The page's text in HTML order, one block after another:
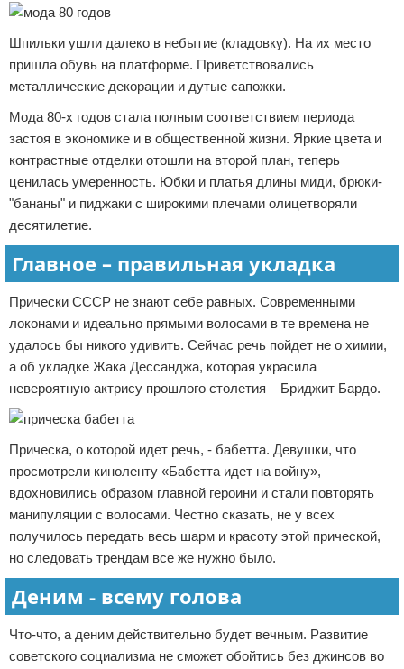
Шпильки ушли далеко в небытие (кладовку). На их место
пришла обувь на платформе. Приветствовались
металлические декорации и дутые сапожки.
Мода 80-х годов стала полным соответствием периода
застоя в экономике и в общественной жизни. Яркие цвета и
контрастные отделки отошли на второй план, теперь
ценилась умеренность. Юбки и платья длины миди, брюки-
"бананы" и пиджаки с широкими плечами олицетворяли
десятилетие.
Главное – правильная укладка
Прически СССР не знают себе равных. Современными
локонами и идеально прямыми волосами в те времена не
удалось бы никого удивить. Сейчас речь пойдет не о химии,
а об укладке Жака Дессанджа, которая украсила
невероятную актрису прошлого столетия – Бриджит Бардо.
Прическа, о которой идет речь, - бабетта. Девушки, что
просмотрели киноленту «Бабетта идет на войну»,
вдохновились образом главной героини и стали повторять
манипуляции с волосами. Честно сказать, не у всех
получилось передать весь шарм и красоту этой прической,
но следовать трендам все же нужно было.
Деним - всему голова
Что-что, а деним действительно будет вечным. Развитие
советского социализма не сможет обойтись без джинсов во